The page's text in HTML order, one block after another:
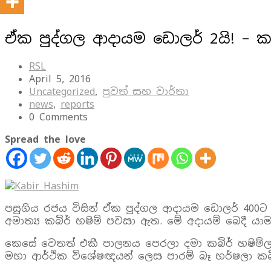
ඒක පුද්ගල ආදායම ඩොලර් 2යි! –
RSL
April 5, 2016
Uncategorized, පුවත් සහ වාර්තා
news, reports
0 Comments
Spread the love
පසුගිය රජය විසින් ඒක පුද්ගල ආදායම ඩොලර්
අමාත්‍ය කබිර් හෂිම් පවසා ඇත. මේ අදායම් බෙදී
කෙසේ වෙතත් එකී පාලනය පෙරලා දමා කබිර්
මහා ආර්ථික විශේෂඥයන් ලෙස පාරම් බෑ හර්ෂලා